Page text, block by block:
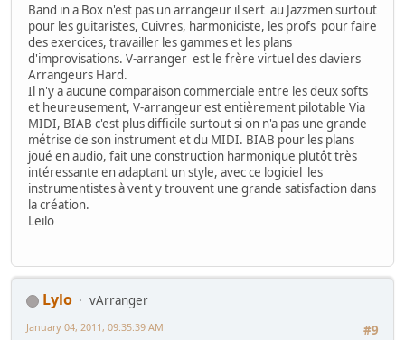
Band in a Box n'est pas un arrangeur il sert au Jazzmen surtout
pour les guitaristes, Cuivres, harmoniciste, les profs pour faire
des exercices, travailler les gammes et les plans
d'improvisations. V-arranger est le frère virtuel des claviers
Arrangeurs Hard.
Il n'y a aucune comparaison commerciale entre les deux softs
et heureusement, V-arrangeur est entièrement pilotable Via
MIDI, BIAB c'est plus difficile surtout si on n'a pas une grande
métrise de son instrument et du MIDI. BIAB pour les plans
joué en audio, fait une construction harmonique plutôt très
intéressante en adaptant un style, avec ce logiciel les
instrumentistes à vent y trouvent une grande satisfaction dans
la création.
Leilo
Lylo
vArranger
#9
January 04, 2011, 09:35:39 AM